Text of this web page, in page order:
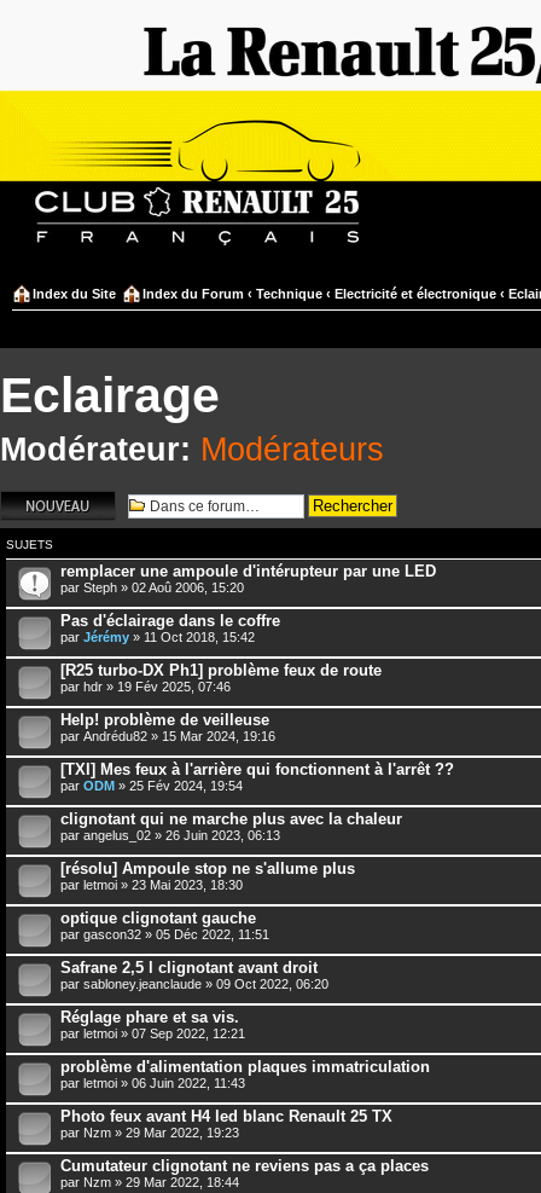
Index du Site Index du Forum ‹ Technique ‹ Electricité et électronique ‹
Eclairage
Modérateur: Modérateurs
Écrire un nouveau
sujet
SUJETS
remplacer une ampoule d'intérupteur par une LED
par Steph » 02 Aoû 2006, 15:20
Pas d'éclairage dans le coffre
par Jérémy » 11 Oct 2018, 15:42
[R25 turbo-DX Ph1] problème feux de route
par hdr » 19 Fév 2025, 07:46
Help! problème de veilleuse
par Andrédu82 » 15 Mar 2024, 19:16
[TXI] Mes feux à l'arrière qui fonctionnent à l'arrêt ??
par ODM » 25 Fév 2024, 19:54
clignotant qui ne marche plus avec la chaleur
par angelus_02 » 26 Juin 2023, 06:13
[résolu] Ampoule stop ne s'allume plus
par letmoi » 23 Mai 2023, 18:30
optique clignotant gauche
par gascon32 » 05 Déc 2022, 11:51
Safrane 2,5 l clignotant avant droit
par sabloney.jeanclaude » 09 Oct 2022, 06:20
Réglage phare et sa vis.
par letmoi » 07 Sep 2022, 12:21
problème d'alimentation plaques immatriculation
par letmoi » 06 Juin 2022, 11:43
Photo feux avant H4 led blanc Renault 25 TX
par Nzm » 29 Mar 2022, 19:23
Cumutateur clignotant ne reviens pas a ça places
par Nzm » 29 Mar 2022, 18:44